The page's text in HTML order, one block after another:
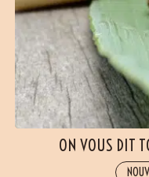
ON VOUS DIT